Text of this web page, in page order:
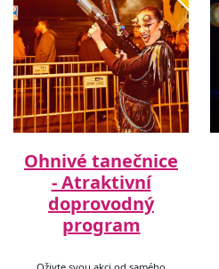
Ohnivé tanečnice
- Atraktivní
doprovodný
program